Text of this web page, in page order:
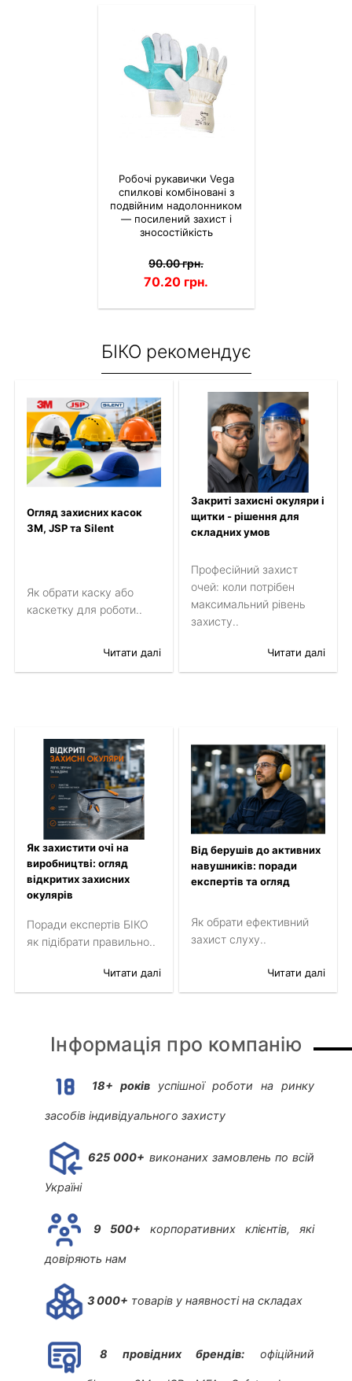
Робочі рукавички Vega
спилкові комбіновані з
подвійним надолонником
— посилений захист і
зносостійкість
70.20 грн.
90.00 грн.
БІКО рекомендує
Огляд захисних касок
3M, JSP та Silent
Як обрати каску або
каскетку для роботи..
Читати далі
Закриті захисні окуляри і
щитки - рішення для
складних умов
Професійний захист
очей: коли потрібен
максимальний рівень
захисту..
Читати далі
Як захистити очі на
виробництві: огляд
відкритих захисних
окулярів
Поради експертів БІКО
як підібрати правильно..
Читати далі
Від берушів до активних
навушників: поради
експертів та огляд
Як обрати ефективний
захист слуху..
Читати далі
Інформація про компанію
18+ років успішної роботи на ринку
засобів індивідуального захисту
625 000+ виконаних замовлень по всій
Україні
9 500+ корпоративних клієнтів, які
довіряють нам
3 000+ товарів у наявності на складах
8 провідних брендів: офіційний